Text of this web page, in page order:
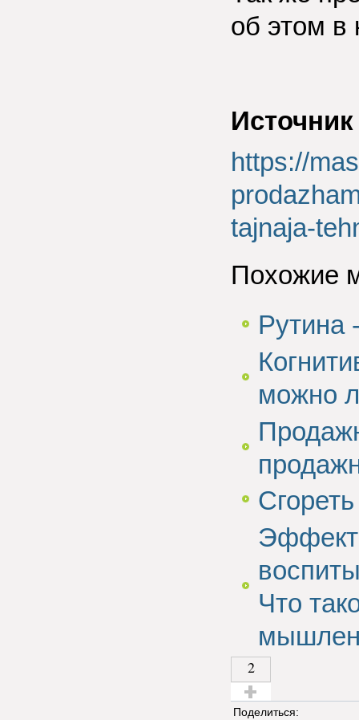
об этом в
https://
tajnaja-
Похожие
Рутина
можно
Эффект
Что
2
Голос за!
Поделиться: